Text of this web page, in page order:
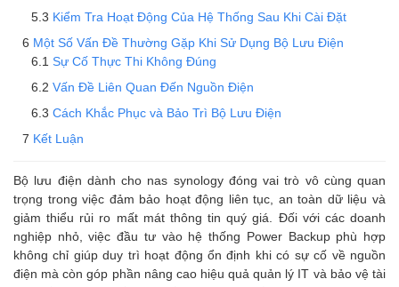
Kiểm Tra Hoạt Động Của Hệ Thống Sau Khi Cài Đặt
Một Số Vấn Đề Thường Gặp Khi Sử Dụng Bộ Lưu Điện
Sự Cố Thực Thi Không Đúng
Vấn Đề Liên Quan Đến Nguồn Điện
Cách Khắc Phục và Bảo Trì Bộ Lưu Điện
Kết Luận
Bộ lưu điện dành cho nas synology đóng vai trò vô cùng quan
trọng trong việc đảm bảo hoạt động liên tục, an toàn dữ liệu và
giảm thiểu rủi ro mất mát thông tin quý giá. Đối với các doanh
nghiệp nhỏ, việc đầu tư vào hệ thống Power Backup phù hợp
không chỉ giúp duy trì hoạt động ổn định khi có sự cố về nguồn
điện mà còn góp phần nâng cao hiệu quả quản lý IT và bảo vệ tài